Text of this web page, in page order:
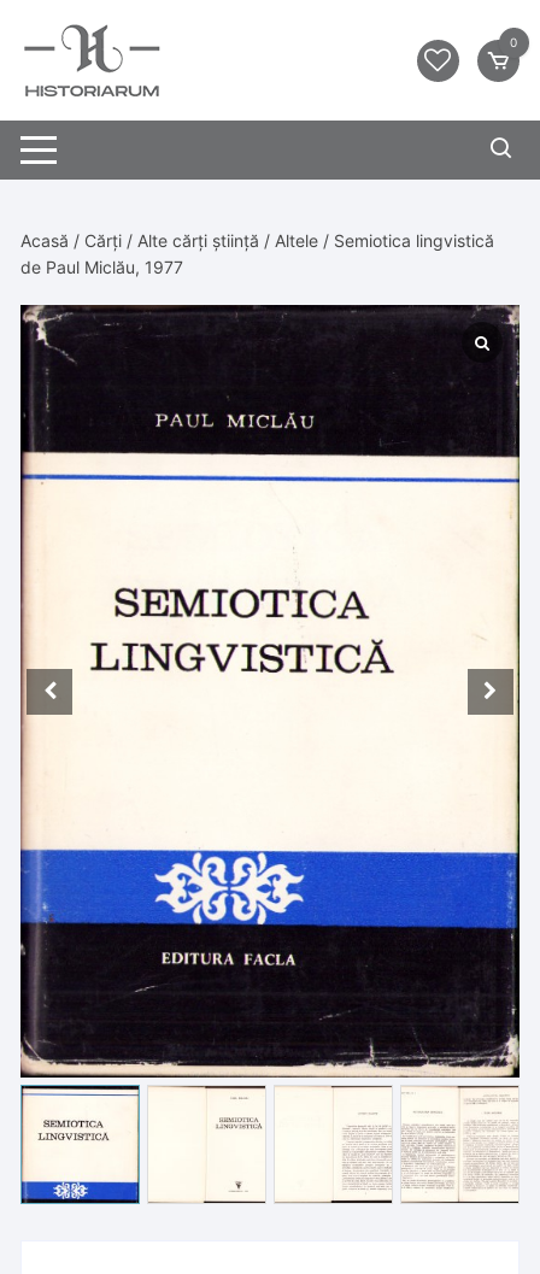
0
Acasă / Cărți / Alte cărți știință / Altele / Semiotica lingvistică
de Paul Miclău, 1977